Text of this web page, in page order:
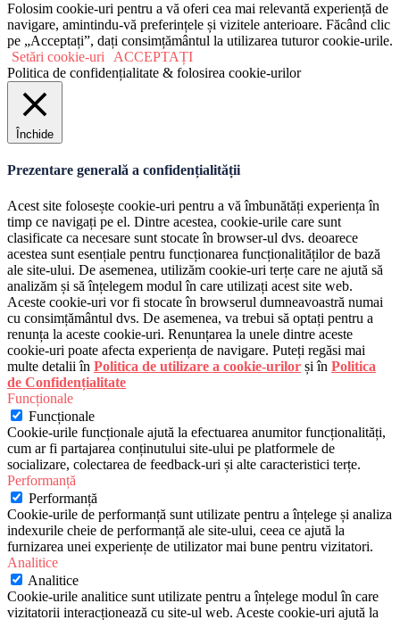
Folosim cookie-uri pentru a vă oferi cea mai relevantă experiență de
navigare, amintindu-vă preferințele și vizitele anterioare. Făcând clic
pe „Acceptați”, dați consimțământul la utilizarea tuturor cookie-urile.
Setări cookie-uri
ACCEPTAȚI
Politica de confidențialitate & folosirea cookie-urilor
Închide
Prezentare generală a confidențialității
Acest site folosește cookie-uri pentru a vă îmbunătăți experiența în
timp ce navigați pe el. Dintre acestea, cookie-urile care sunt
clasificate ca necesare sunt stocate în browser-ul dvs. deoarece
acestea sunt esențiale pentru funcționarea funcționalităților de bază
ale site-ului. De asemenea, utilizăm cookie-uri terțe care ne ajută să
analizăm și să înțelegem modul în care utilizați acest site web.
Aceste cookie-uri vor fi stocate în browserul dumneavoastră numai
cu consimțământul dvs. De asemenea, va trebui să optați pentru a
renunța la aceste cookie-uri. Renunțarea la unele dintre aceste
cookie-uri poate afecta experiența de navigare. Puteți regăsi mai
multe detalii în Politica de utilizare a cookie-urilor și în Politica
de Confidențialitate
Funcționale
Funcționale
Cookie-urile funcționale ajută la efectuarea anumitor funcționalități,
cum ar fi partajarea conținutului site-ului pe platformele de
socializare, colectarea de feedback-uri și alte caracteristici terțe.
Performanță
Performanță
Cookie-urile de performanță sunt utilizate pentru a înțelege și analiza
indexurile cheie de performanță ale site-ului, ceea ce ajută la
furnizarea unei experiențe de utilizator mai bune pentru vizitatori.
Analitice
Analitice
Cookie-urile analitice sunt utilizate pentru a înțelege modul în care
vizitatorii interacționează cu site-ul web. Aceste cookie-uri ajută la